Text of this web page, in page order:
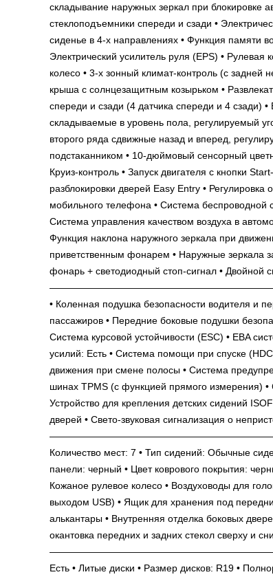
складывание наружных зеркал при блокировке
стеклоподъемники спереди и сзади •
сиденье в 4-х направлениях • Функция памяти
Электрический усилитель руля (EPS) •
колесо • 3-х зонный климат-контроль (с
крыша с солнцезащитным козырьком •
спереди и сзади (4 датчика спереди и 4 сзади)
складываемые в уровень пола, регулируемый
второго ряда сдвижные назад и вперед,
подстаканником • 10-дюймовый сенсорный
Круиз-контроль • Запуск двигателя с кнопки
разблокировки дверей Easy Entry •
мобильного телефона • Система беспроводной
Система управления качеством воздуха в
Функция наклона наружного зеркала при
приветственным фонарем • Наружные зеркала
фонарь + светодиодный стоп-сигнал •
• Коленная подушка безопасности водителя и
пассажиров • Передние боковые подушки
Система курсовой устойчивости (ESC) • EBA
усилий: Есть • Система помощи при спуске
движения при смене полосы • Система
шинах TPMS (с функцией прямого измерения) •
Устройство для крепления детских сидений
дверей • Свето-звуковая сигнализация о
Количество мест: 7 • Тип сидений: Обычные
панели: черный • Цвет коврового покрытия:
Кожаное рулевое колесо • Воздуховоды для
выходом USB) • Ящик для хранения под
алькантары • Внутренняя отделка боковых
окантовка передних и задних стекол
——————————————————————————— •
Есть • Литые диски • Размер дисков: R19 •